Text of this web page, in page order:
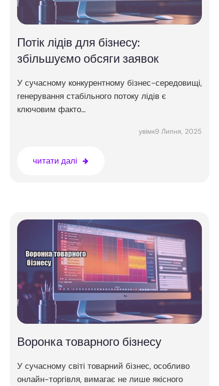
Потік лідів для бізнесу:
збільшуємо обсяги заявок
У сучасному конкурентному бізнес-середовищі,
генерування стабільного потоку лідів є
ключовим факто...
увімк9 Липня, 2025
читати далі
Воронка товарного бізнесу
У сучасному світі товарний бізнес, особливо
онлайн-торгівля, вимагає не лише якісного